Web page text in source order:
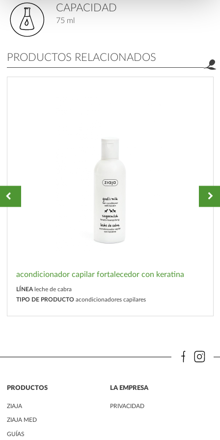
CAPACIDAD
75 ml
PRODUCTOS RELACIONADOS
acondicionador capilar fortalecedor con keratina
LÍNEA leche de cabra
TIPO DE PRODUCTO acondicionadores capilares
PRODUCTOS
ZIAJA
ZIAJA MED
GUÍAS
LA EMPRESA
PRIVACIDAD